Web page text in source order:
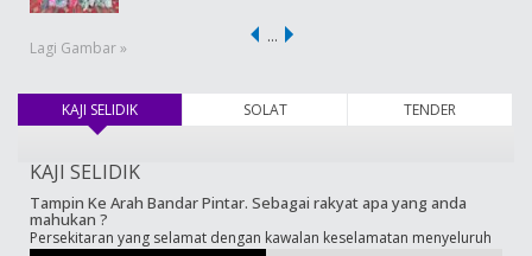
Lagi Gambar »
…
KAJI SELIDIK(tab aktif) SOLAT TENDER
KAJI SELIDIK
Tampin Ke Arah Bandar Pintar. Sebagai rakyat apa yang anda
mahukan ?
Persekitaran yang selamat dengan kawalan keselamatan menyeluruh